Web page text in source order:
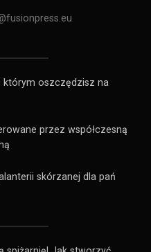
którym oszczędzisz na
przez współczesną
skórzanej dla pań